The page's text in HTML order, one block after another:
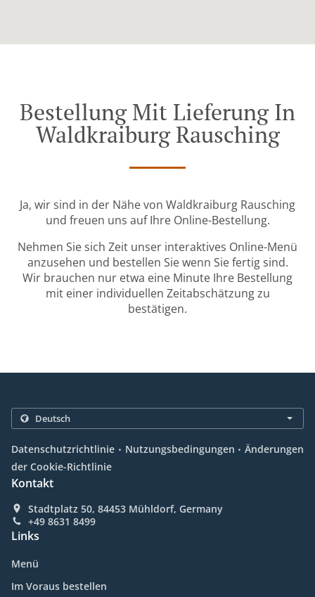
Bestellung Mit Lieferung In
Waldkraiburg Rausching
Ja, wir sind in der Nähe von Waldkraiburg Rausching
und freuen uns auf Ihre Online-Bestellung.
Nehmen Sie sich Zeit unser interaktives Online-Menü
anzusehen und bestellen Sie wenn Sie fertig sind.
Wir brauchen nur etwa eine Minute Ihre Bestellung
mit einer individuellen Zeitabschätzung zu
bestätigen.
Datenschutzrichtlinie . Nutzungsbedingungen . Änderungen
der Cookie-Richtlinie
Kontakt
Stadtplatz 50, 84453 Mühldorf, Germany
+49 8631 8499
Links
Menü
Im Voraus bestellen